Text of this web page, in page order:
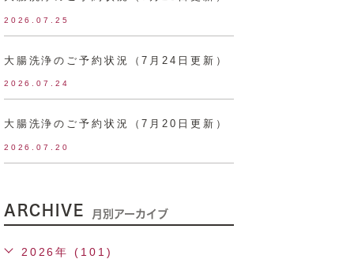
2026.07.25
大腸洗浄のご予約状況（7月24日更新）
2026.07.24
大腸洗浄のご予約状況（7月20日更新）
2026.07.20
ARCHIVE 月別アーカイブ
2026年 (101)